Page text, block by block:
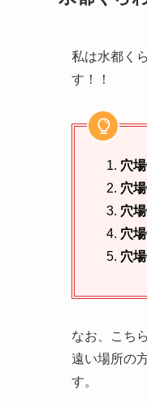
私は水都く
す！！
穴
穴
穴
穴
穴
なお、こち
遠い場所の
す。